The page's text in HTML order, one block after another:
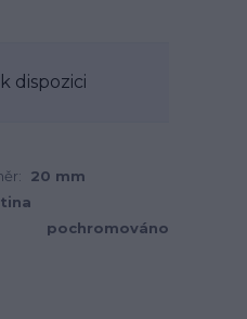
dispozici
20 mm
pochromováno